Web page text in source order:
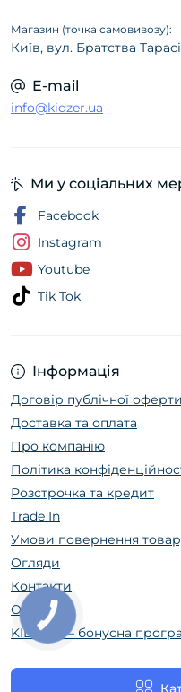
Магазин (точка самовивозу):
Київ, вул. Братства
E-mail
info@kidzer.ua
Інформація
Договір публічної оферти
Доставка та оплата
Про компанію
Політика
Розстрочка та кредит
Trade In
Умови повернення
Огляди
Контакти
Оренда
KIDZIKI — бонусна
Ми у соціальних
Facebook
Instagram
Youtube
Tik Tok